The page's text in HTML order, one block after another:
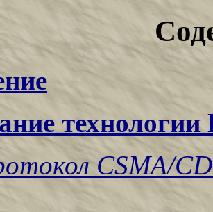
технологии
CSMA/